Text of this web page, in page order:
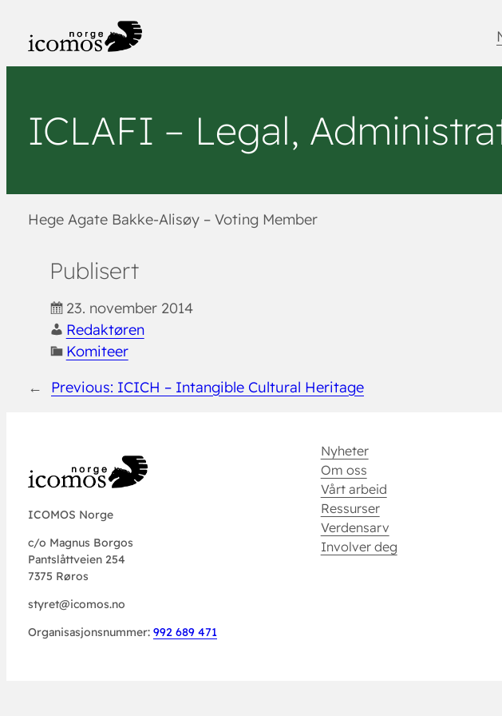
ICLAFI – Legal,
Hege Agate Bakke-Alisøy – Voting Member
Publisert
23. november 2014
Redaktøren
Komiteer
←
Previous: ICICH – Intangible Cultural Heritage
ICOMOS Norge
c/o Magnus Borgos
Pantslåttveien 254
7375 Røros
styret@icomos.no
Organisasjonsnummer: 992 689 471
Nyheter
Om oss
Vårt arbeid
Ressurser
Verdensarv
Involver deg